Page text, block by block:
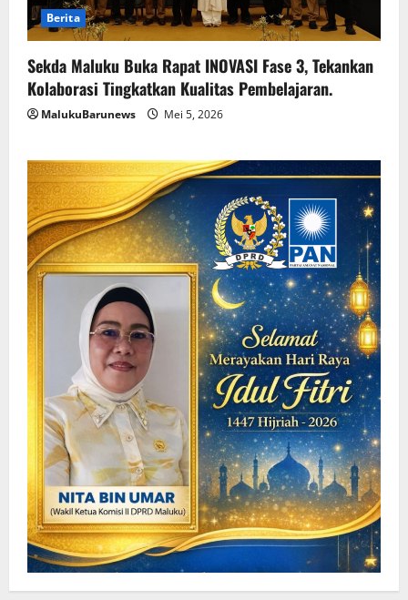
Berita
Sekda Maluku Buka Rapat INOVASI Fase 3, Tekankan
Kolaborasi Tingkatkan Kualitas Pembelajaran.
MalukuBarunews Mei 5, 2026